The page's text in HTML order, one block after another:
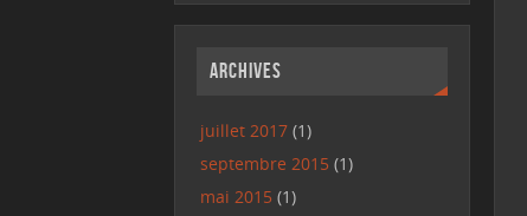
Archives
juillet 2017 (1)
septembre 2015 (1)
mai 2015 (1)